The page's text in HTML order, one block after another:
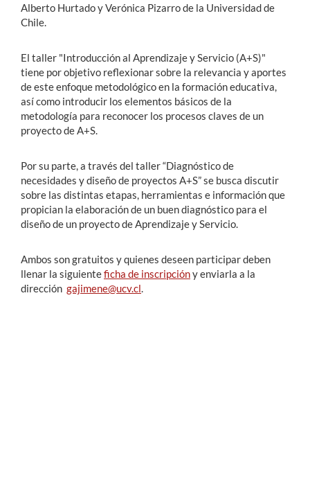
Alberto Hurtado y Verónica Pizarro de la Universidad de
Chile.
El taller "Introducción al Aprendizaje y Servicio (A+S)"
tiene por objetivo reflexionar sobre la relevancia y aportes
de este enfoque metodológico en la formación educativa,
así como introducir los elementos básicos de la
metodología para reconocer los procesos claves de un
proyecto de A+S.
Por su parte, a través del taller “Diagnóstico de
necesidades y diseño de proyectos A+S” se busca discutir
sobre las distintas etapas, herramientas e información que
propician la elaboración de un buen diagnóstico para el
diseño de un proyecto de Aprendizaje y Servicio.
Ambos son gratuitos y quienes deseen participar deben
llenar la siguienteficha de inscripcióny enviarla a la
dirección gajimene@ucv.cl.